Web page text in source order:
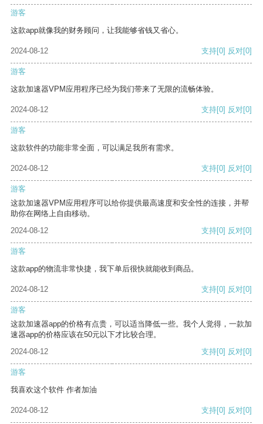
游客
这款app就像我的财务顾问，让我能够省钱又省心。
2024-08-12 支持[0] 反对[0]
游客
这款加速器VPM应用程序已经为我们带来了无限的流畅体验。
2024-08-12 支持[0] 反对[0]
游客
这款软件的功能非常全面，可以满足我所有需求。
2024-08-12 支持[0] 反对[0]
游客
这款加速器VPM应用程序可以给你提供最高速度和安全性的连接，并帮
助你在网络上自由移动。
2024-08-12
支持[0] 反对[0]
游客
这款app的物流非常快捷，我下单后很快就能收到商品。
2024-08-12 支持[0] 反对[0]
游客
这款加速器app的价格有点贵，可以适当降低一些。我个人觉得，一款加
速器app的价格应该在50元以下才比较合理。
2024-08-12
支持[0] 反对[0]
游客
我喜欢这个软件 作者加油
2024-08-12 支持[0] 反对[0]